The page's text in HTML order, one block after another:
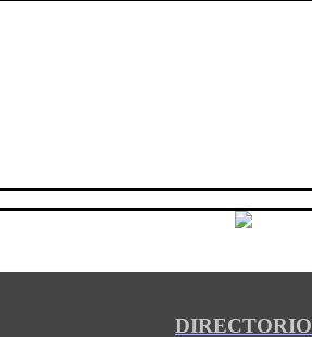
DIRECTORIO